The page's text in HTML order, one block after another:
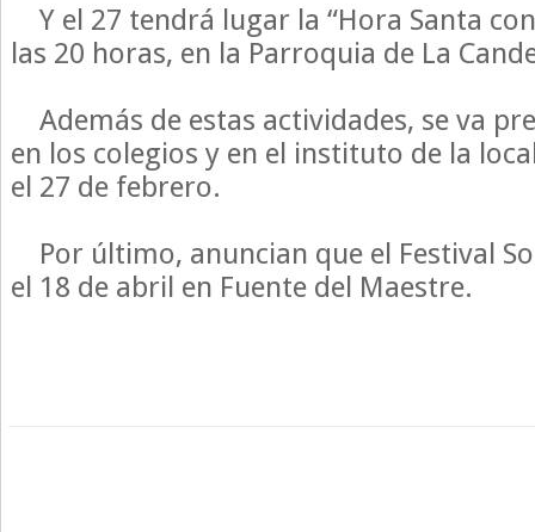
Y el 27 tendrá lugar la “Hora Santa
las 20 horas, en la Parroquia de La
Además de estas actividades, se va
en los colegios y en el instituto de la
el 27 de febrero.
Por último, anuncian que el Festival
el 18 de abril en Fuente del Maestre.